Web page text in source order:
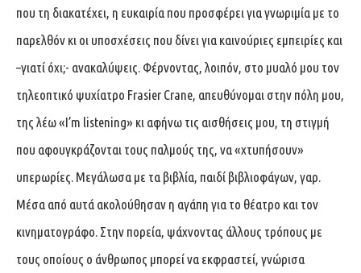
που τη διακατέχει, η ευκαιρία που προσφέρει για γνωριμία με το
παρελθόν κι οι υποσχέσεις που δίνει για καινούριες εμπειρίες και
–γιατί όχι;- ανακαλύψεις. Φέρνοντας, λοιπόν, στο μυαλό μου τον
τηλεοπτικό ψυχίατρο Frasier Crane, απευθύνομαι στην πόλη μου,
της λέω «I’m listening» κι αφήνω τις αισθήσεις μου, τη στιγμή
που αφουγκράζονται τους παλμούς της, να «χτυπήσουν»
υπερωρίες. Μεγάλωσα με τα βιβλία, παιδί βιβλιοφάγων, γαρ.
Μέσα από αυτά ακολούθησαν η αγάπη για το θέατρο και τον
κινηματογράφο. Στην πορεία, ψάχνοντας άλλους τρόπους με
τους οποίους ο άνθρωπος μπορεί να εκφραστεί, γνώρισα